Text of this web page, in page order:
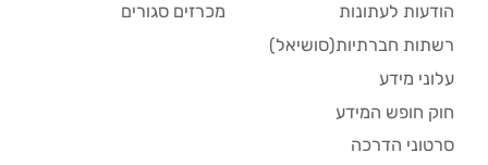
הודעות לעתונות
רשתות חברתיות(סושיאל)
עלוני מידע
חוק חופש המידע
סרטוני הדרכה
מכרזים סגורים